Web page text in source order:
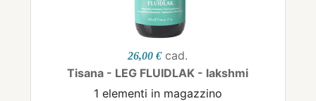
26,00 € cad.
Tisana - LEG FLUIDLAK - lakshmi
1 elementi in magazzino